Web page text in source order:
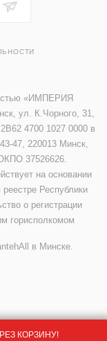
«ИМПЕРИЯ
ул. К.Чорного, 31,
4700 1027 0000 в
47, 220013 Минск,
37526626.
на основании
Республики
о регистрации
горисполкомом
в Минске.
КОРЗИНУ!